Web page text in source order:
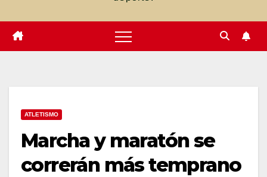
ATLETISMO
Marcha y maratón se
correrán más temprano